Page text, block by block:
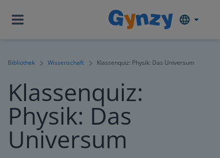
Bibliothek Wissenschaft Klassenquiz: Physik: Das Universum
Klassenquiz:
Physik: Das
Universum